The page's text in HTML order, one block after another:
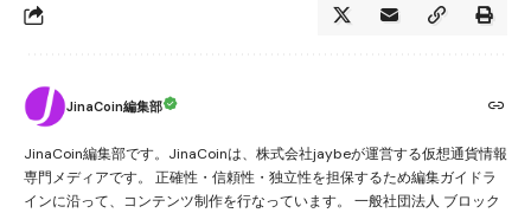
JinaCoin編集部
JinaCoin編集部です。JinaCoinは、株式会社jaybeが運営する仮想通貨情報
専門メディアです。 正確性・信頼性・独立性を担保するため編集ガイドラ
インに沿って、コンテンツ制作を行なっています。 一般社団法人 ブロック